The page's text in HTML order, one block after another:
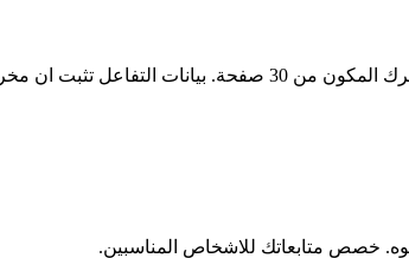
خصص متابعاتك للاشخاص المناسبين.